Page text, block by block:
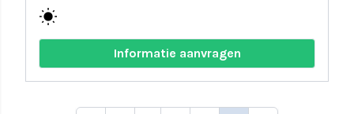
wb_sunny
Informatie aanvragen